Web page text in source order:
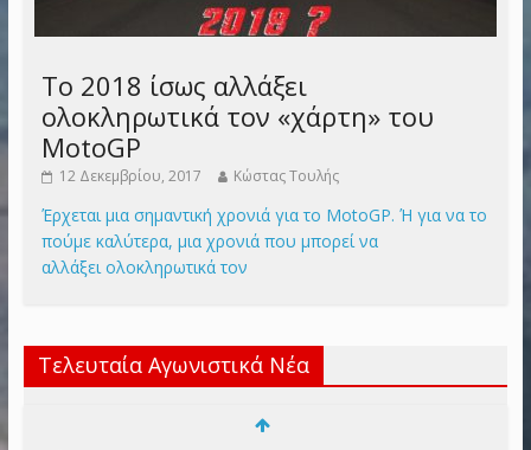
Το 2018 ίσως αλλάξει
ολοκληρωτικά τον «χάρτη» του
MotoGP
12 Δεκεμβρίου, 2017 Κώστας Τουλής
Έρχεται μια σημαντική χρονιά για το MotoGP. Ή για να το
πούμε καλύτερα, μια χρονιά που μπορεί να
αλλάξει ολοκληρωτικά τον
Τελευταία Αγωνιστικά Νέα